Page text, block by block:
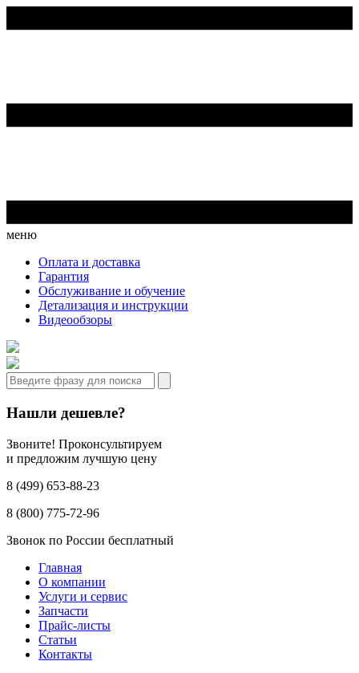
меню
Оплата и доставка
Гарантия
Обслуживание и обучение
Детализация и инструкции
Видеообзоры
Нашли дешевле?
Звоните! Проконсультируем
и предложим лучшую цену
8 (499) 653-88-23
8 (800) 775-72-96
Звонок по России бесплатный
Главная
О компании
Услуги и сервис
Запчасти
Прайс-листы
Статьи
Контакты